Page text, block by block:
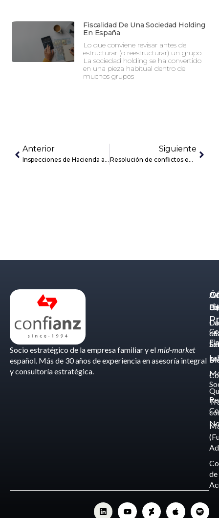
Fiscalidad De Una Sociedad Holding
En España
Lo que conviene revisar antes de
estructurar (o reestructurar) un grupo.
La sociedad holding se ha convertido
en una pieza habitual dentro de
muchos grupos
Anterior
Inspecciones de Hacienda a empresas en 2025 qué debes saber
Siguiente
Resolución de conflictos en M&A
Socio estratégico de la empresa familiar y elmid-market
español. Más de 30 años de experiencia en asesoría integral
y consultoría estratégica.
de
de
-